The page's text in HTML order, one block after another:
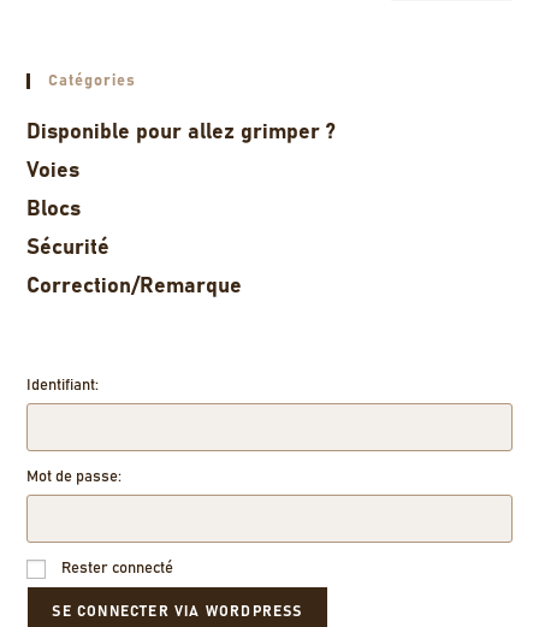
Catégories
Disponible pour allez grimper ?
Voies
Blocs
Sécurité
Correction/Remarque
Identifiant:
Mot de passe:
Rester connecté